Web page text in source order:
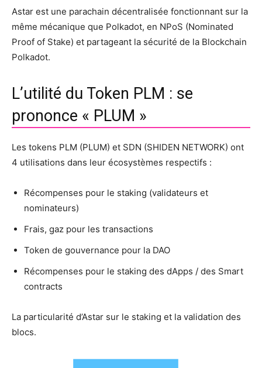
Astar est une parachain décentralisée fonctionnant sur la
même mécanique que Polkadot, en NPoS (Nominated
Proof of Stake) et partageant la sécurité de la Blockchain
Polkadot.
L’utilité du Token PLM : se
prononce « PLUM »
Les tokens PLM (PLUM) et SDN (SHIDEN NETWORK) ont
4 utilisations dans leur écosystèmes respectifs :
Récompenses pour le staking (validateurs et
nominateurs)
Frais, gaz pour les transactions
Token de gouvernance pour la DAO
Récompenses pour le staking des dApps / des Smart
contracts
La particularité d’Astar sur le staking et la validation des
blocs.